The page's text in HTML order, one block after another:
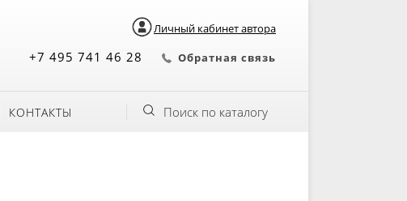
Личный кабинет автора
+7 495 741 46 28 Обратная связь
КОНТАКТЫ Поиск по каталогу